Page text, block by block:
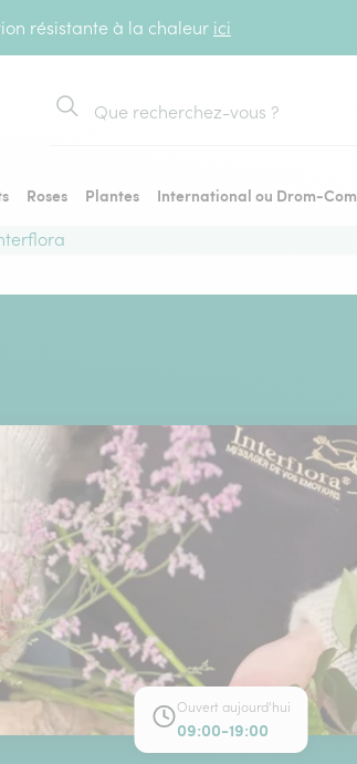
résistante à la chaleur ici
Rechercher
Roses Plantes
International ou Drom-Com
Ouvert aujourd'hui
09:00-19:00